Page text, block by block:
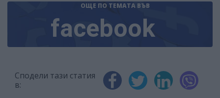
ОЩЕ ПО ТЕМАТА ВЪВ
facebook
Сподели тази статия
в: